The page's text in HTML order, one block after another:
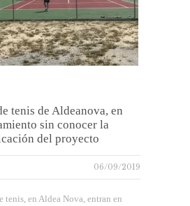
tenis de Aldeanova, en
sin conocer la
del proyecto
06/09/2019
tenis, en Aldea Nova, entran en